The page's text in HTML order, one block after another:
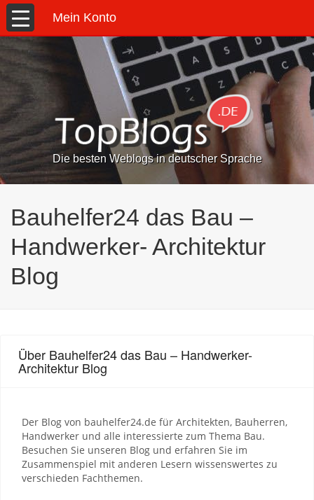
Mein Konto
Die besten Weblogs in deutscher Sprache
Bauhelfer24 das Bau –
Handwerker- Architektur
Blog
Über Bauhelfer24 das Bau – Handwerker-
Architektur Blog
Der Blog von bauhelfer24.de für Architekten, Bauherren,
Handwerker und alle interessierte zum Thema Bau.
Besuchen Sie unseren Blog und erfahren Sie im
Zusammenspiel mit anderen Lesern wissenswertes zu
verschieden Fachthemen.